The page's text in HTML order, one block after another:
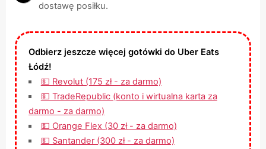
dostawę posiłku.
Odbierz jeszcze więcej gotówki do Uber Eats
Łódź!
💵 Revolut (175 zł - za darmo)
💵 TradeRepublic (konto i wirtualna karta za
darmo - za darmo)
💵 Orange Flex (30 zł - za darmo)
💵 Santander (300 zł - za darmo)